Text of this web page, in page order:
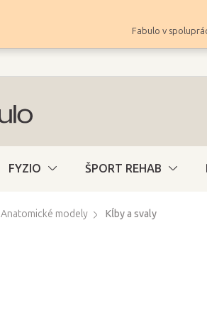
Fabulo v
FYZIO ŠPORT REHAB
Anatomické modely Kĺby a svaly